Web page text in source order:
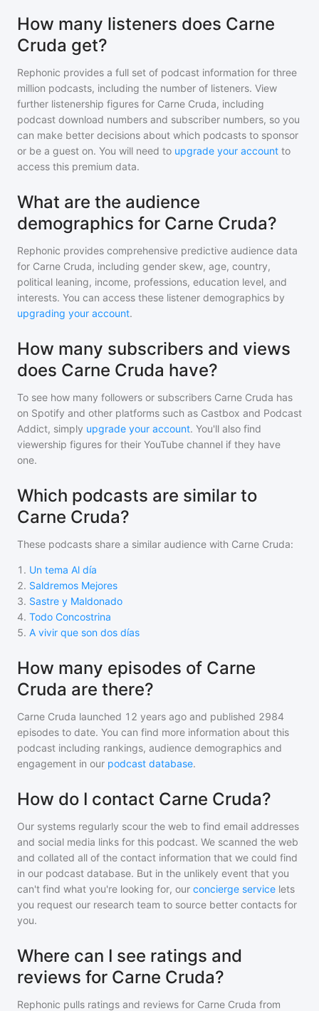
How many listeners does Carne
Cruda get?
Rephonic provides a full set of podcast information for three
million podcasts, including the number of listeners. View
further listenership figures for Carne Cruda, including
podcast download numbers and subscriber numbers, so you
can make better decisions about which podcasts to sponsor
or be a guest on. You will need to upgrade your account to
access this premium data.
What are the audience
demographics for Carne Cruda?
Rephonic provides comprehensive predictive audience data
for Carne Cruda, including gender skew, age, country,
political leaning, income, professions, education level, and
interests. You can access these listener demographics by
upgrading your account.
How many subscribers and views
does Carne Cruda have?
To see how many followers or subscribers Carne Cruda has
on Spotify and other platforms such as Castbox and Podcast
Addict, simply upgrade your account. You'll also find
viewership figures for their YouTube channel if they have
one.
Which podcasts are similar to
Carne Cruda?
These podcasts share a similar audience with Carne Cruda:
1 . Un tema Al día
2. Saldremos Mejores
3. Sastre y Maldonado
4. Todo Concostrina
5. A vivir que son dos días
How many episodes of Carne
Cruda are there?
Carne Cruda launched 12 years ago and published 2984
episodes to date. You can find more information about this
podcast including rankings, audience demographics and
engagement in our podcast database.
How do I contact Carne Cruda?
Our systems regularly scour the web to find email addresses
and social media links for this podcast. We scanned the web
and collated all of the contact information that we could find
in our podcast database. But in the unlikely event that you
can't find what you're looking for, our concierge service lets
you request our research team to source better contacts for
you.
Where can I see ratings and
reviews for Carne Cruda?
Rephonic pulls ratings and reviews for Carne Cruda from